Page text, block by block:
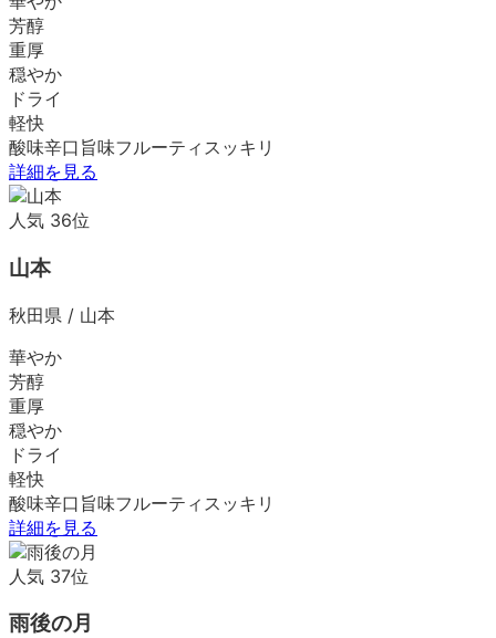
芳醇
重厚
穏やか
ドライ
軽快
酸味辛口 旨味フルーティ スッキリ
詳細を見る
人気 36位
山本
秋田県 / 山本
華やか
芳醇
重厚
穏やか
ドライ
軽快
酸味辛口 旨味フルーティ スッキリ
詳細を見る
人気 37位
雨後の月